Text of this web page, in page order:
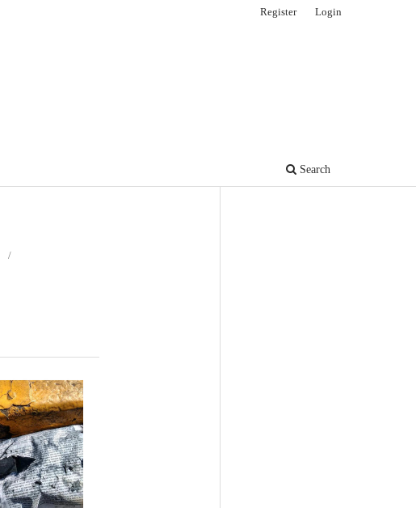
Search
Register Login
/